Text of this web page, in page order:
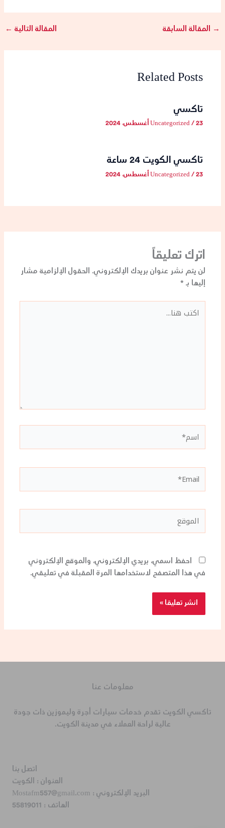
→ المقالة السابقة المقالة التالية ←
Related Posts
تاكسي
Uncategorized/23 أغسطس، 2024
تاكسي الكويت 24 ساعة
Uncategorized/23 أغسطس، 2024
اترك تعليقاً
لن يتم نشر عنوان بريدك الإلكتروني. الحقول الإلزامية مشار
إليها بـ *
هنا...
احفظ اسمي، بريدي الإلكتروني، والموقع الإلكتروني
في هذا المتصفح لاستخدامها المرة المقبلة في تعليقي.
معلومات عنا
تاكسي الكويت تقدم خدمات سيارات أجرة وليموزين ذات جودة
عالية لراحة العملاء في مدينة الكويت.
اتصل بنا
العنوان : الكويت
البريد الإلكتروني :
الهاتف :